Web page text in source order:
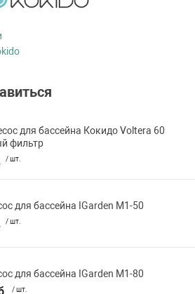
для бассейна Кокидо Voltera 60
фильтр
/ шт.
для бассейна IGarden M1-50
/ шт.
для бассейна IGarden M1-80
/ шт.